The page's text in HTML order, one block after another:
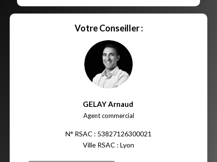
Votre Conseiller :
GELAY Arnaud
Agent commercial
N° RSAC : 53827126300021
Ville RSAC : Lyon